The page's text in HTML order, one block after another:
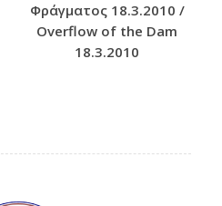
Φράγματος 18.3.2010 /
Overflow of the Dam
18.3.2010